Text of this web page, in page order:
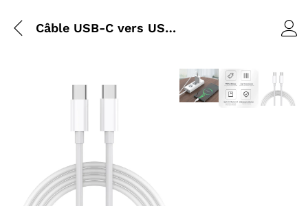
Câble USB-C vers USB-C 100W 100cm — Charge rapide PD & transfert de données
Agrandir l’image :